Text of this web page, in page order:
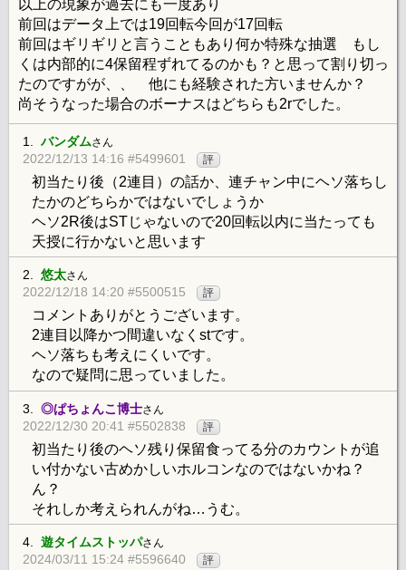
以上の現象が過去にも一度あり
前回はデータ上では19回転今回が17回転
前回はギリギリと言うこともあり何か特殊な抽選 もし
くは内部的に4保留程ずれてるのかも？と思って割り切っ
たのですがが、、 他にも経験された方いませんか？
尚そうなった場合のボーナスはどちらも2rでした。
1. バンダムさん
2022/12/13 14:16 #5499601 評
初当たり後（2連目）の話か、連チャン中にヘソ落ちし
たかのどちらかではないでしょうか
ヘソ2R後はSTじゃないので20回転以内に当たっても
天授に行かないと思います
2. 悠太さん
2022/12/18 14:20 #5500515 評
コメントありがとうございます。
2連目以降かつ間違いなくstです。
ヘソ落ちも考えにくいです。
なので疑問に思っていました。
3. ◎ぱちょんこ博士さん
2022/12/30 20:41 #5502838 評
初当たり後のヘソ残り保留食ってる分のカウントが追
い付かない古めかしいホルコンなのではないかね？
ん？
それしか考えられんがね…うむ。
4. 遊タイムストッパさん
2024/03/11 15:24 #5596640 評